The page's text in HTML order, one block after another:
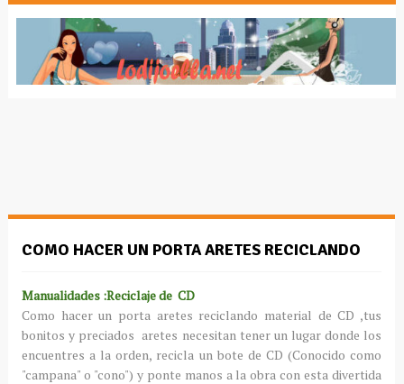
COMO HACER UN PORTA ARETES RECICLANDO
Manualidades :Reciclaje de CD
Como hacer un porta aretes reciclando material de CD ,tus
bonitos y preciados aretes necesitan tener un lugar donde los
encuentres a la orden, recicla un bote de CD (Conocido como
"campana" o "cono") y ponte manos a la obra con esta divertida